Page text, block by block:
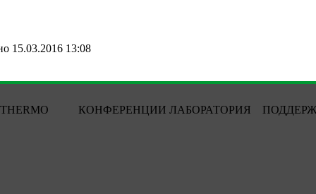
15.03.2016 13:08
THERMO КОНФЕРЕНЦИИ ЛАБОРАТОРИЯ